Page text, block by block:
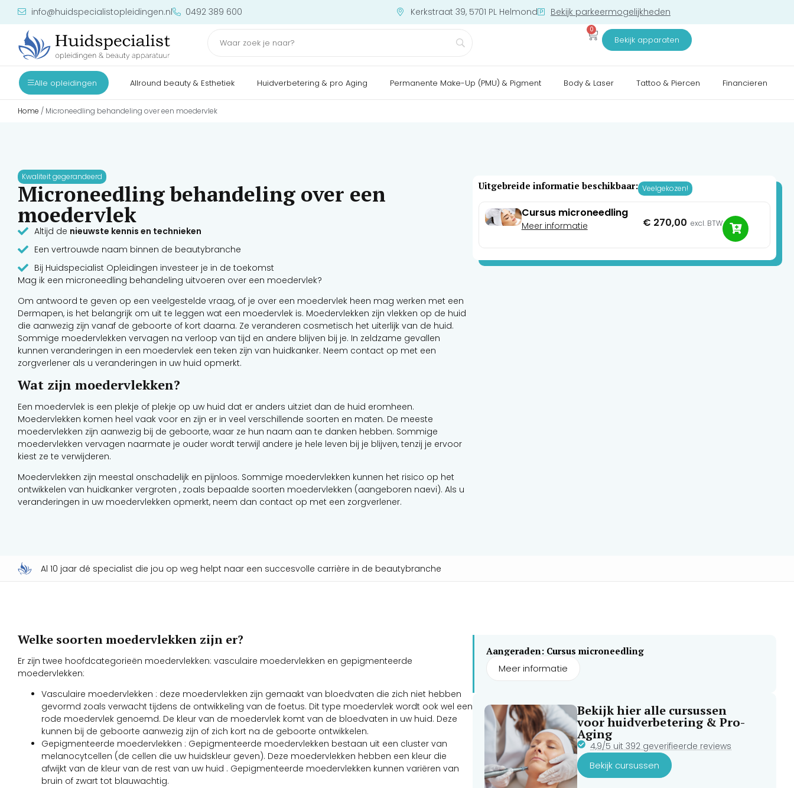
info@huidspecialistopleidingen.nl 0492 389 600 Kerkstraat 39, 5701 PL Helmond Bekijk parkeermogelijkheden
0
Bekijk apparaten
Alle opleidingen Allround beauty & Esthetiek Huidverbetering & pro Aging Permanente Make-Up (PMU) & Pigment Body & Laser Tattoo & Piercen Financieren
Home / Microneedling behandeling over een moedervlek
Kwaliteit gegerandeerd
Microneedling behandeling over een
moedervlek
Altijd de nieuwste kennis en technieken
Een vertrouwde naam binnen de beautybranche
Bij Huidspecialist Opleidingen investeer je in de toekomst
Mag ik een microneedling behandeling uitvoeren over een moedervlek?
Om antwoord te geven op een veelgestelde vraag, of je over een moedervlek heen mag werken met een
Dermapen, is het belangrijk om uit te leggen wat een moedervlek is. Moedervlekken zijn vlekken op de huid
die aanwezig zijn vanaf de geboorte of kort daarna. Ze veranderen cosmetisch het uiterlijk van de huid.
Sommige moedervlekken vervagen na verloop van tijd en andere blijven bij je. In zeldzame gevallen
kunnen veranderingen in een moedervlek een teken zijn van huidkanker. Neem contact op met een
zorgverlener als u veranderingen in uw huid opmerkt.
Wat zijn moedervlekken?
Een moedervlek is een plekje of plekje op uw huid dat er anders uitziet dan de huid eromheen.
Moedervlekken komen heel vaak voor en zijn er in veel verschillende soorten en maten. De meeste
moedervlekken zijn aanwezig bij de geboorte, waar ze hun naam aan te danken hebben. Sommige
moedervlekken vervagen naarmate je ouder wordt terwijl andere je hele leven bij je blijven, tenzij je ervoor
kiest ze te verwijderen.
Moedervlekken zijn meestal onschadelijk en pijnloos. Sommige moedervlekken kunnen het risico op het
ontwikkelen van huidkanker vergroten , zoals bepaalde soorten moedervlekken (aangeboren naevi). Als u
veranderingen in uw moedervlekken opmerkt, neem dan contact op met een zorgverlener.
Uitgebreide informatie beschikbaar: Veelgekozen!
Cursus microneedling
Meer informatie € 270,00 excl. BTW
Al 10 jaar dé specialist die jou op weg helpt naar een succesvolle carrière in de beautybranche
Welke soorten moedervlekken zijn er?
Er zijn twee hoofdcategorieën moedervlekken: vasculaire moedervlekken en gepigmenteerde
moedervlekken:
Vasculaire moedervlekken : deze moedervlekken zijn gemaakt van bloedvaten die zich niet hebben
gevormd zoals verwacht tijdens de ontwikkeling van de foetus. Dit type moedervlek wordt ook wel een
rode moedervlek genoemd. De kleur van de moedervlek komt van de bloedvaten in uw huid. Deze
kunnen bij de geboorte aanwezig zijn of zich kort na de geboorte ontwikkelen.
Gepigmenteerde moedervlekken : Gepigmenteerde moedervlekken bestaan uit een cluster van
melanocytcellen (de cellen die uw huidskleur geven). Deze moedervlekken hebben een kleur die
afwijkt van de kleur van de rest van uw huid . Gepigmenteerde moedervlekken kunnen variëren van
bruin of zwart tot blauwachtig.
Aangeraden: Cursus microneedling
Meer informatie
Bekijk hier alle cursussen
voor huidverbetering & Pro-
Aging
4,9/5 uit 392 geverifieerde reviews
Bekijk cursussen